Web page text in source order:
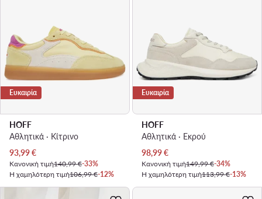
Ευκαιρία
HOFF
Αθλητικά · Κίτρινο
Τρέχουσα τιμή
93,99€
Κανονική τιμή140,99 €-33%
Η χαμηλότερη τιμή106,99 €-12%
Ευκαιρία
HOFF
Αθλητικά · Εκρού
Τρέχουσα τιμή
98,99€
Κανονική τιμή149,99 €-34%
Η χαμηλότερη τιμή113,99 €-13%